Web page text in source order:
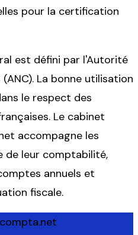
pour la certification
est défini par l'Autorité
La bonne utilisation
le respect des
Le cabinet
accompagne les
de leur comptabilité,
annuels et
fiscale.